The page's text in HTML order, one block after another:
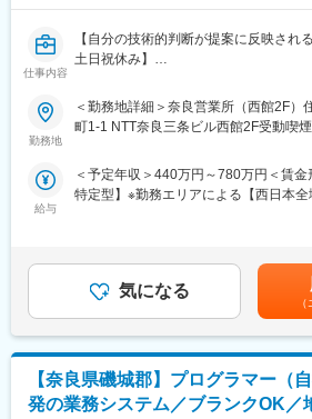
◎地球環境に配慮したオフィスを構築
■育成フロー：
入社後まずはグループ会社フォーバル
識、営業ノウハウなどを勉強していた
修を通して先輩と一緒にお客様の元を
独り立ち・自身の顧客を持ち始めるの
制です。
今回このポジションでは3名以上の受
同じ時期に中途入社する同期がいるか
■魅力：
・地域に密着して、最先端のITコンサル
・東証スタンダード上場企業「株式会
会社
仕事内容
【自分の技術的判断が提案に反映され
土日祝休み】
ンジしようとしています。より深く、
プローチしていくために、ICT業界での
セールスエンジニア職は、技術の専門
提案からアフターフォローまでを一貫
NWシステム構築時に必要な「基本設
ます。
【勤務エリア特定型社員 就業場所変
当面採用時の就業場所とするが、事業
変更の可能性あり。
＜ 通勤圏内の考え方 ＞現住居から職場
勤務地
＜勤務地詳細＞奈良営業所（西館2F）
町1-1 NTT奈良三条ビル西館2F受動喫
給与
＜予定年収＞440万円～780万円＜賃
特定型】※勤務エリアによる【西日本
手当■想定年収（全社平均）：【勤務
【西日本全域型】610万程度※西日本全
果及びグレードアップにより昇給があ
あくまでも目安の金額であり、選考を
ります。月給(月額)は固定手当を含め
気になる
【奈良県磯城郡】プログラマー（
発の業務システム／ブランクOK／